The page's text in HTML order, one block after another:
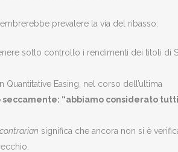
prevalere la via del ribasso:
sotto controllo i rendimenti dei titoli di
Easing, nel corso dell’ultima
seccamente: “abbiamo considerato
contrarian significa che ancora non si è